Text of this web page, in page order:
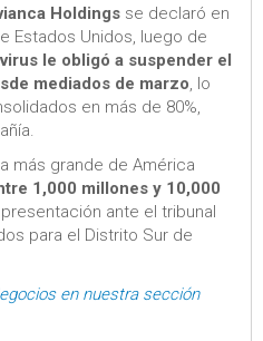
Holdings se declaró en
Estados Unidos, luego de
le obligó a suspender el
mediados de marzo , lo
en más de 80%,
más grande de América
1,000 millones y 10,000
ante el tribunal
para el Distrito Sur de
en nuestra sección